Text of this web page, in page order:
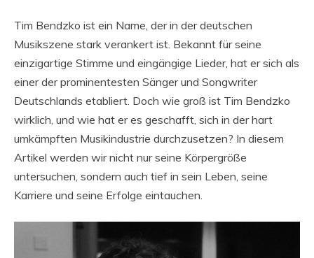
Tim Bendzko ist ein Name, der in der deutschen
Musikszene stark verankert ist. Bekannt für seine
einzigartige Stimme und eingängige Lieder, hat er sich als
einer der prominentesten Sänger und Songwriter
Deutschlands etabliert. Doch wie groß ist Tim Bendzko
wirklich, und wie hat er es geschafft, sich in der hart
umkämpften Musikindustrie durchzusetzen? In diesem
Artikel werden wir nicht nur seine Körpergröße
untersuchen, sondern auch tief in sein Leben, seine
Karriere und seine Erfolge eintauchen.